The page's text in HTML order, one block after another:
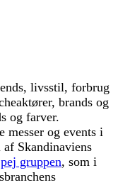
livsstil, forbrug
brands og
og farver.
og events i
Skandinaviens
pej gruppen, som i